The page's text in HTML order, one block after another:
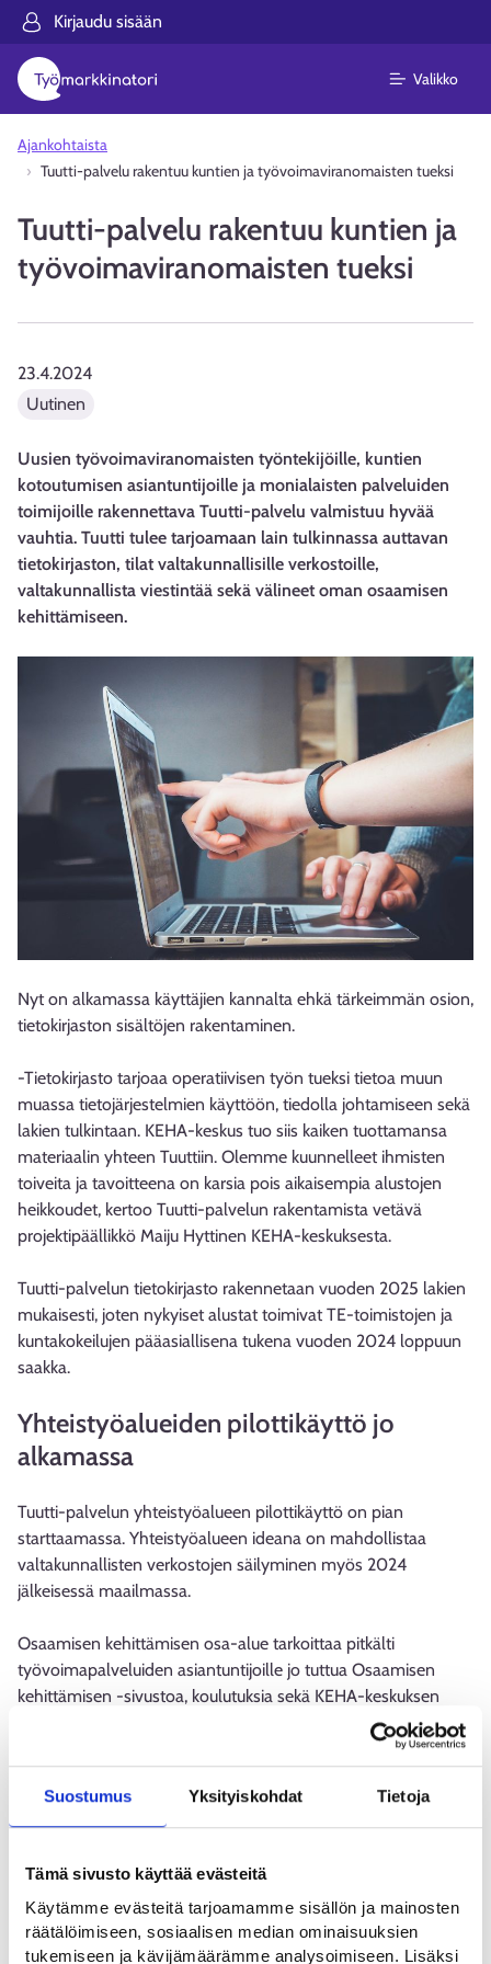
Suostumus Yksityiskohdat Tietoja
Tämä sivusto käyttää evästeitä
Käytämme evästeitä tarjoamamme sisällön ja mainosten
räätälöimiseen, sosiaalisen median ominaisuuksien
tukemiseen ja kävijämäärämme analysoimiseen. Lisäksi
Kirjaudu sisään
Valikko
Ajankohtaista
Tuutti-palvelu rakentuu kuntien ja työvoimaviranomaisten tueksi
Tuutti-palvelu rakentuu kuntien ja
työvoimaviranomaisten tueksi
23.4.2024
Uutinen
Uusien työvoimaviranomaisten työntekijöille, kuntien
kotoutumisen asiantuntijoille ja monialaisten palveluiden
toimijoille rakennettava Tuutti-palvelu valmistuu hyvää
vauhtia. Tuutti tulee tarjoamaan lain tulkinnassa auttavan
tietokirjaston, tilat valtakunnallisille verkostoille,
valtakunnallista viestintää sekä välineet oman osaamisen
kehittämiseen.
Nyt on alkamassa käyttäjien kannalta ehkä tärkeimmän osion,
tietokirjaston sisältöjen rakentaminen.
-Tietokirjasto tarjoaa operatiivisen työn tueksi tietoa muun
muassa tietojärjestelmien käyttöön, tiedolla johtamiseen sekä
lakien tulkintaan. KEHA-keskus tuo siis kaiken tuottamansa
materiaalin yhteen Tuuttiin. Olemme kuunnelleet ihmisten
toiveita ja tavoitteena on karsia pois aikaisempia alustojen
heikkoudet, kertoo Tuutti-palvelun rakentamista vetävä
projektipäällikkö Maiju Hyttinen KEHA-keskuksesta.
Tuutti-palvelun tietokirjasto rakennetaan vuoden 2025 lakien
mukaisesti, joten nykyiset alustat toimivat TE-toimistojen ja
kuntakokeilujen pääasiallisena tukena vuoden 2024 loppuun
saakka.
Yhteistyöalueiden pilottikäyttö jo
alkamassa
Tuutti-palvelun yhteistyöalueen pilottikäyttö on pian
starttaamassa. Yhteistyöalueen ideana on mahdollistaa
valtakunnallisten verkostojen säilyminen myös 2024
jälkeisessä maailmassa.
Osaamisen kehittämisen osa-alue tarkoittaa pitkälti
työvoimapalveluiden asiantuntijoille jo tuttua Osaamisen
kehittämisen -sivustoa, koulutuksia sekä KEHA-keskuksen
verkko-oppimisympäristö, jonka osana TE-akatemia toimii.
Tarjonta täydentyy entisestään kotoutumiseen ja monialaisiin
Viestinnän osa-alueella Tuutti-palvelu tarjoaa muun muassa
liittyvää valtakunnallista viestintää.
Tuutti-palvelun käyttöönotto tapahtuu niin, että tulevat
työvoimaviranomaiset ja niiden työntekijät pääsevät alustan